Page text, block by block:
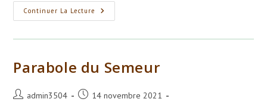
Continuer La Lecture Homélie
21
2021
Parabole du Semeur
Auteur/autrice
admin3504
Publication
14 novembre 2021